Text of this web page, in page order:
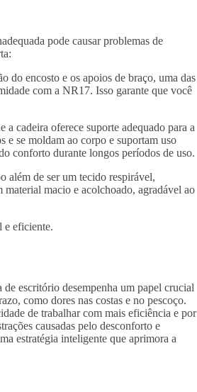
pode causar problemas de
do encosto e os apoios de braço, uma das
com a NR17. Isso garante que você
cadeira oferece suporte adequado para a
e se moldam ao corpo e suportam uso
conforto durante longos períodos de uso.
além de ser um tecido respirável,
material macio e acolchoado, agradável ao
e eficiente.
escritório desempenha um papel crucial
como dores nas costas e no pescoço.
de trabalhar com mais eficiência e por
causadas pelo desconforto e
estratégia inteligente que aprimora a